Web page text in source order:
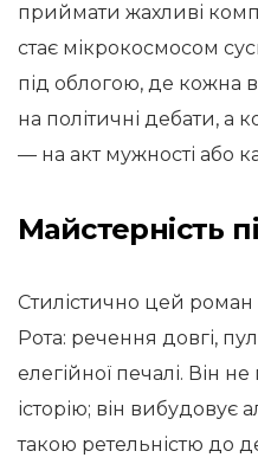
приймати жахливі
стає мікрокосмосом
під облогою, де кожна
на політичні дебати, а
— на акт мужності або
Майстерність
Стилістично цей роман
Рота: речення довгі,
елегійної печалі. Він
історію; він вибудовує
такою ретельністю до